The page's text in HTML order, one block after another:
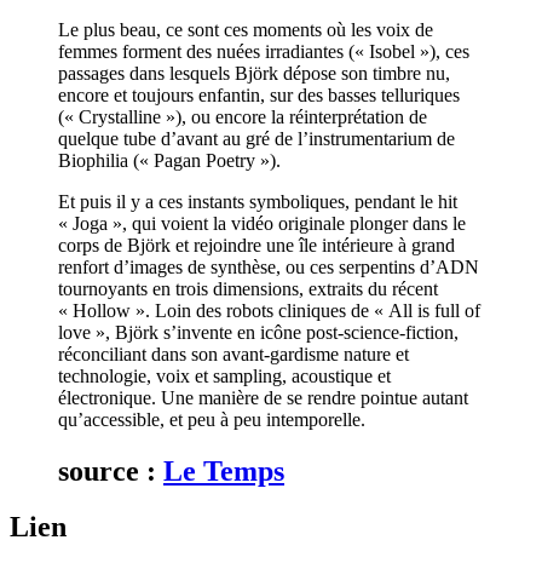
Le plus beau, ce sont ces moments où les voix de
femmes forment des nuées irradiantes (« Isobel »), ces
passages dans lesquels Björk dépose son timbre nu,
encore et toujours enfantin, sur des basses telluriques
(« Crystalline »), ou encore la réinterprétation de
quelque tube d’avant au gré de l’instrumentarium de
Biophilia (« Pagan Poetry »).
Et puis il y a ces instants symboliques, pendant le hit
« Joga », qui voient la vidéo originale plonger dans le
corps de Björk et rejoindre une île intérieure à grand
renfort d’images de synthèse, ou ces serpentins d’ADN
tournoyants en trois dimensions, extraits du récent
« Hollow ». Loin des robots cliniques de « All is full of
love », Björk s’invente en icône post-science-fiction,
réconciliant dans son avant-gardisme nature et
technologie, voix et sampling, acoustique et
électronique. Une manière de se rendre pointue autant
qu’accessible, et peu à peu intemporelle.
source : Le Temps
Lien